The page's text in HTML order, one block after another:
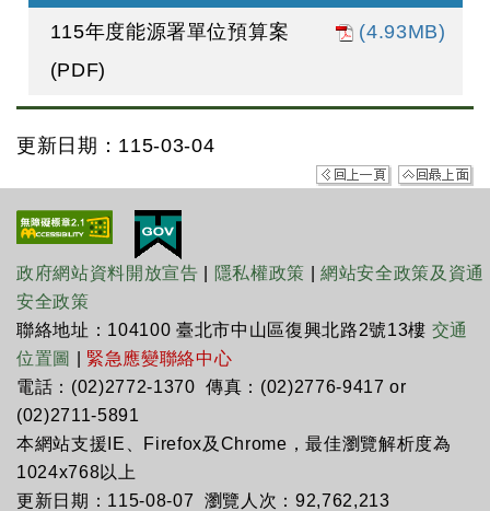
115年度能源署單位預算案
(PDF)
(4.93MB)
更新日期：115-03-04
政府網站資料開放宣告 隱私權政策 |網站安全政策及資通
安全政策
聯絡地址：104100 臺北市中山區復興北路2號13樓 交通
位置圖
緊急應變聯絡中心
電話：(02)2772-1370 傳真：(02)2776-9417 or
(02)2711-5891
本網站支援IE、Firefox及Chrome，最佳瀏覽解析度為
1024x768以上
更新日期：115-08-07 瀏覽人次：92,762,213